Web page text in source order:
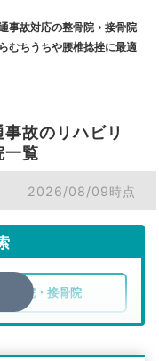
事故対応の整骨院・接骨院
むちうちや腰椎捻挫に最適
故のリハビリ
一覧
2026/08/09時点
整骨院・接骨院